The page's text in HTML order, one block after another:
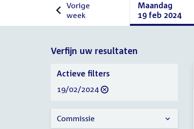
Vorige
week
Vorige
Maandag
19 feb 2024
Maandag
Verfijn uw resultaten
Verfijn
uw
resultaten
Actieve filters
verwijder
19/02/2024
Commissie